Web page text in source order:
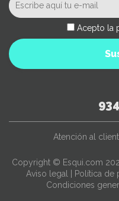
Acepto la
Atención al
Copyright © Esqui.com
Aviso legal | Política de
Condiciones